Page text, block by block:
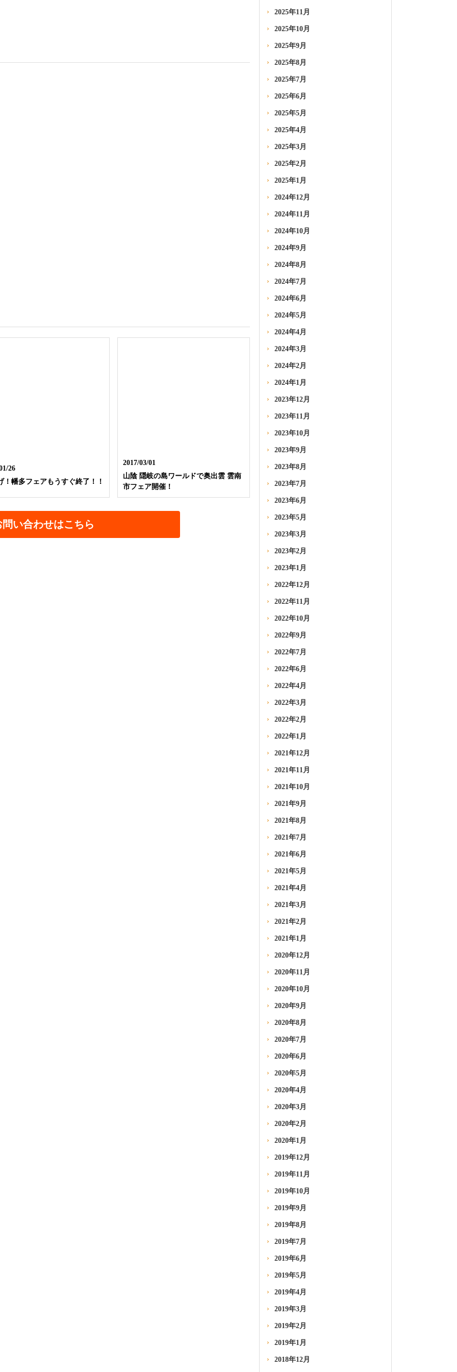
26
！幡多フェアもうすぐ終了！！
2017/03/01
山陰 隠岐の島ワールドで奥出雲 雲南
市フェア開催！
問い合わせはこちら
2025年11月
2025年10月
2025年9月
2025年8月
2025年7月
2025年6月
2025年5月
2025年4月
2025年3月
2025年2月
2025年1月
2024年12月
2024年11月
2024年10月
2024年9月
2024年8月
2024年7月
2024年6月
2024年5月
2024年4月
2024年3月
2024年2月
2024年1月
2023年12月
2023年11月
2023年10月
2023年9月
2023年8月
2023年7月
2023年6月
2023年5月
2023年3月
2023年2月
2023年1月
2022年12月
2022年11月
2022年10月
2022年9月
2022年7月
2022年6月
2022年4月
2022年3月
2022年2月
2022年1月
2021年12月
2021年11月
2021年10月
2021年9月
2021年8月
2021年7月
2021年6月
2021年5月
2021年4月
2021年3月
2021年2月
2021年1月
2020年12月
2020年11月
2020年10月
2020年9月
2020年8月
2020年7月
2020年6月
2020年5月
2020年4月
2020年3月
2020年2月
2020年1月
2019年12月
2019年11月
2019年10月
2019年9月
2019年8月
2019年7月
2019年6月
2019年5月
2019年4月
2019年3月
2019年2月
2019年1月
2018年12月